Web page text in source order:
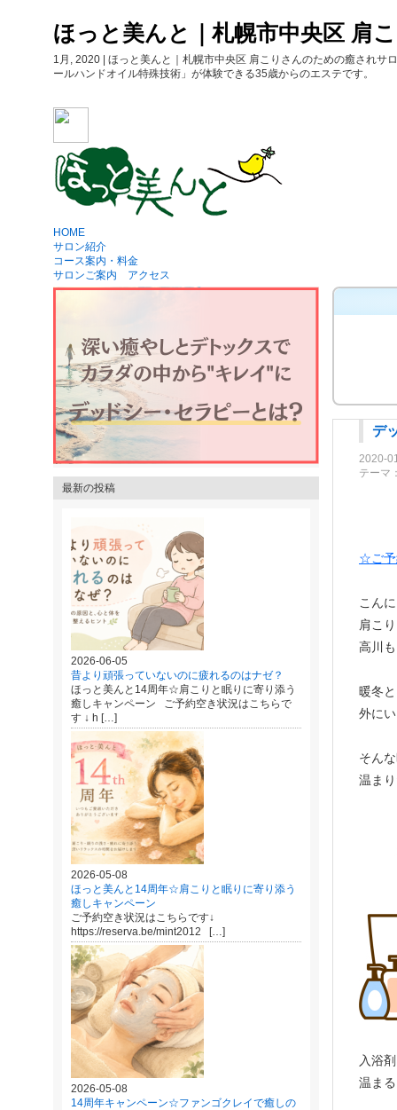
ほっと美んと｜札幌市中央区 肩
1月, 2020 | ほっと美んと｜札幌市中央区 肩こりさんのための癒され
ールハンドオイル特殊技術」が体験できる35歳からのエステです。
HOME
サロン紹介
コース案内・料金
サロンご案内 アクセス
デ
2020-
テーマ
☆ご
こん
肩こ
高川
暖冬
外に
そん
温ま
入浴
温ま
最新の投稿
2026-06-05
昔より頑張っていないのに疲れるのはナゼ？
ほっと美んと14周年☆肩こりと眠りに寄り添う
癒しキャンペーン ご予約空き状況はこちらで
す ↓ h […]
2026-05-08
ほっと美んと14周年☆肩こりと眠りに寄り添う
癒しキャンペーン
ご予約空き状況はこちらです↓
https://reserva.be/mint2012 […]
2026-05-08
14周年キャンペーン☆ファンゴクレイで癒しの